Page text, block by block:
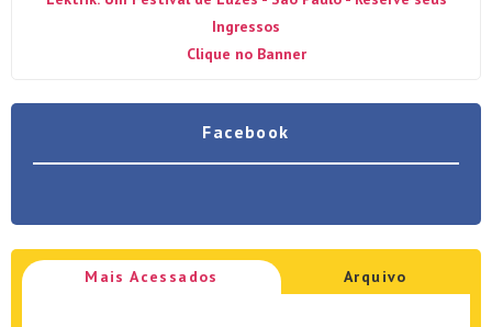
Ingressos
Clique no Banner
Facebook
Mais Acessados Arquivo